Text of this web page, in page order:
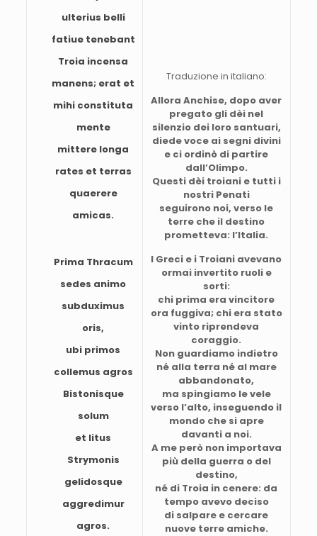
ulterius belli
fatiue tenebant
Troia incensa
manens; erat et
mihi constituta
mente
mittere longa
rates et terras
quaerere
amicas.
Prima Thracum
sedes animo
subduximus
oris,
ubi primos
collemus agros
Bistonisque
solum
et litus
Strymonis
gelidosque
aggredimur
agros.
Traduzione in italiano:
Allora Anchise, dopo aver
pregato gli dèi nel
silenzio dei loro santuari,
diede voce ai segni divini
e ci ordinò di partire
dall’Olimpo.
Questi dèi troiani e tutti i
nostri Penati
seguirono noi, verso le
terre che il destino
prometteva: l’Italia.
I Greci e i Troiani avevano
ormai invertito ruoli e
sorti:
chi prima era vincitore
ora fuggiva; chi era stato
vinto riprendeva
coraggio.
Non guardiamo indietro
né alla terra né al mare
abbandonato,
ma spingiamo le vele
verso l’alto, inseguendo il
mondo che si apre
davanti a noi.
A me però non importava
più della guerra o del
destino,
né di Troia in cenere: da
tempo avevo deciso
di salpare e cercare
nuove terre amiche.